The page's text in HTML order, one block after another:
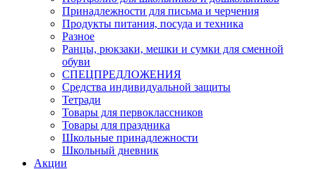
Принадлежности для письма и черчения
Продукты питания, посуда и техника
Разное
Ранцы, рюкзаки, мешки и сумки для сменной
обуви
СПЕЦПРЕДЛОЖЕНИЯ
Средства индивидуальной защиты
Тетради
Товары для первоклассников
Товары для праздника
Школьные принадлежности
Школьный дневник
Акции